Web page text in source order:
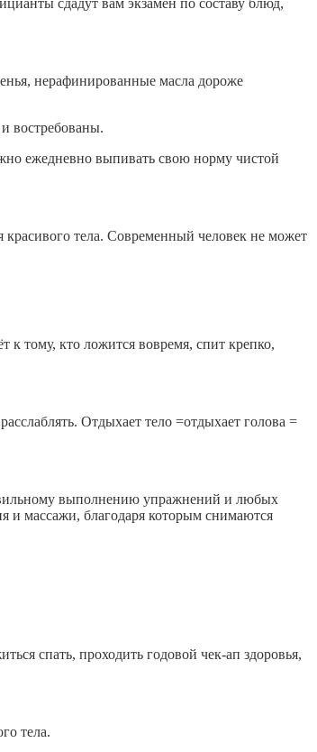
сдадут вам экзамен по составу блюд,
нерафинированные масла дороже
востребованы.
ежедневно выпивать свою норму чистой
красивого тела. Современный человек не может
к тому, кто ложится вовремя, спит крепко,
Отдыхает тело =отдыхает голова =
выполнению упражнений и любых
массажи, благодаря которым снимаются
спать, проходить годовой чек-ап здоровья,
тела.